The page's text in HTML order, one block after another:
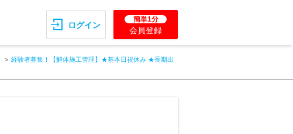
ログイン
簡単1分
会員登録
経験者募集！【解体施工管理】★基本日祝休み ★長期出